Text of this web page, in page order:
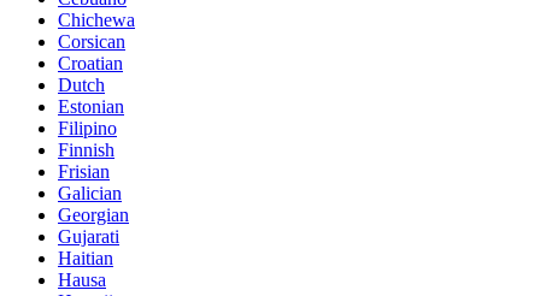
Chichewa
Corsican
Croatian
Dutch
Estonian
Filipino
Finnish
Frisian
Galician
Georgian
Gujarati
Haitian
Hausa